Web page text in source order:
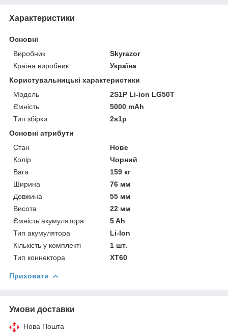
Характеристики
Основні
Виробник
Skyrazor
Країна виробник
Україна
Користувальницькі характеристики
Мoдель
2S1P Li-ion LG50T
Ємність
5000 mAh
Тип збірки
2s1p
Основні атрибути
Стан
Нове
Колір
Чорний
Вага
159 кг
Ширина
76 мм
Довжина
55 мм
Висота
22 мм
Ємність акумулятора
5 Ah
Тип акумулятора
Li-Ion
Кількість у комплекті
1 шт.
Тип коннектора
XT60
Приховати
Умови доставки
Нова Пошта